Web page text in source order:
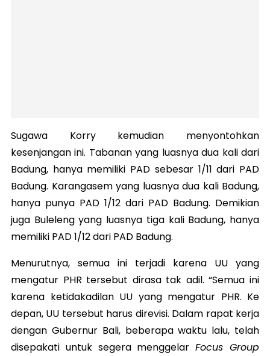
Sugawa Korry kemudian menyontohkan
kesenjangan ini. Tabanan yang luasnya dua kali dari
Badung, hanya memiliki PAD sebesar 1/11 dari PAD
Badung. Karangasem yang luasnya dua kali Badung,
hanya punya PAD 1/12 dari PAD Badung. Demikian
juga Buleleng yang luasnya tiga kali Badung, hanya
memiliki PAD 1/12 dari PAD Badung.
Menurutnya, semua ini terjadi karena UU yang
mengatur PHR tersebut dirasa tak adil. “Semua ini
karena ketidakadilan UU yang mengatur PHR. Ke
depan, UU tersebut harus direvisi. Dalam rapat kerja
dengan Gubernur Bali, beberapa waktu lalu, telah
disepakati untuk segera menggelarFocus Group